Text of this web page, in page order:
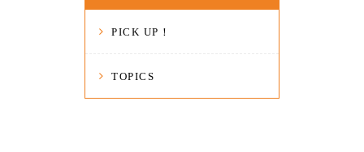
PICK UP！
TOPICS